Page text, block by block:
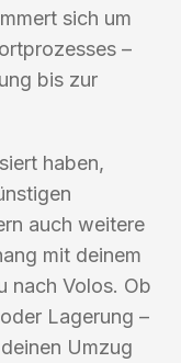
sich um
–
bis zur
haben,
auch weitere
mit deinem
nach Volos. Ob
Lagerung –
Umzug